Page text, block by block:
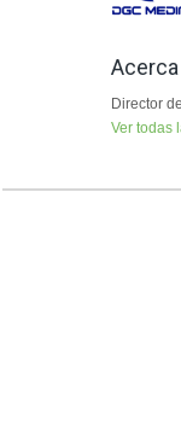
Acerca
Director
Ver todas